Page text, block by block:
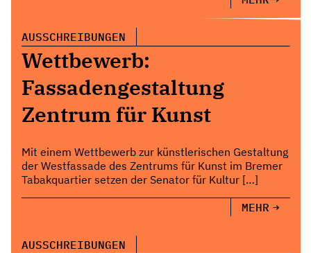
AUSSCHREIBUNGEN
Wettbewerb:
Fassadengestaltung
Zentrum für Kunst
Mit einem Wettbewerb zur künstlerischen Gestaltung
der Westfassade des Zentrums für Kunst im Bremer
Tabakquartier setzen der Senator für Kultur […]
MEHR
AUSSCHREIBUNGEN